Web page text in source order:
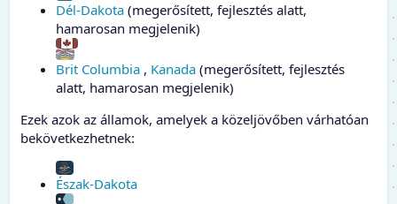
Dél-Dakota (megerősített, fejlesztés alatt,
hamarosan megjelenik)
Brit Columbia , Kanada (megerősített, fejlesztés
alatt, hamarosan megjelenik)
Ezek azok az államok, amelyek a közeljövőben várhatóan
bekövetkezhetnek:
Észak-Dakota